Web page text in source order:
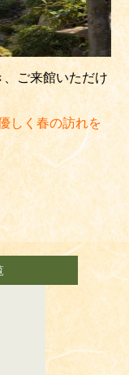
ご来館いただけ
しく春の訪れを